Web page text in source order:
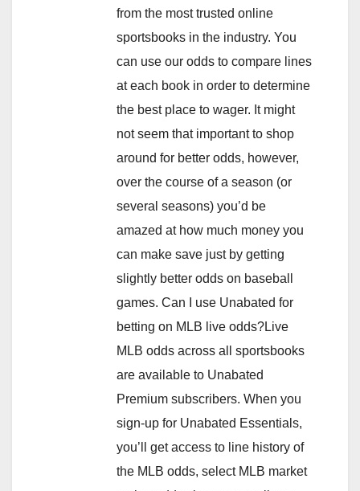
from the most trusted online
sportsbooks in the industry. You
can use our odds to compare lines
at each book in order to determine
the best place to wager. It might
not seem that important to shop
around for better odds, however,
over the course of a season (or
several seasons) you’d be
amazed at how much money you
can make save just by getting
slightly better odds on baseball
games. Can I use Unabated for
betting on MLB live odds?Live
MLB odds across all sportsbooks
are available to Unabated
Premium subscribers. When you
sign-up for Unabated Essentials,
you’ll get access to line history of
the MLB odds, select MLB market